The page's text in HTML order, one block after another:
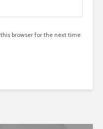
browser for the next time